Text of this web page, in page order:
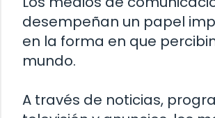
desempeñan un papel
en la forma en que
mundo.
A través de noticias,